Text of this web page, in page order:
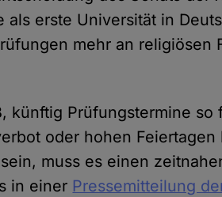
als erste Universität in
mehr an religiösen
künftig Prüfungstermine so
oder hohen
muss es einen
in einer Pressemitteilung